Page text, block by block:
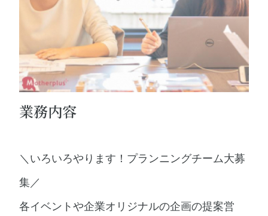
業務内容
＼いろいろやります！プランニングチーム大募
集／
各イベントや企業オリジナルの企画の提案営